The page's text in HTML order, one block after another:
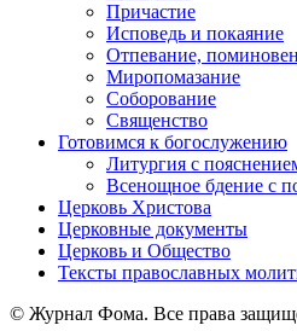
Причастие
Исповедь и покаяние
Отпевание,
Миропомазание
Соборование
Священство
Готовимся к богослужению
Литургия с
Всенощное бдение с
Церковь Христова
Церковные документы
Церковь и Общество
Тексты православных
© Журнал Фома. Все права